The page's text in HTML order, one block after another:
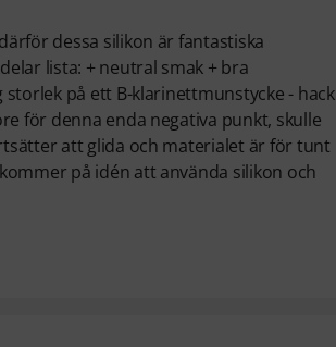
dessa silikon är fantastiska
lista: + neutral smak + bra
på ett B-klarinettmunstycke - hack
för denna enda negativa punkt, skulle
att glida och materialet är för tunt
på idén att använda silikon och